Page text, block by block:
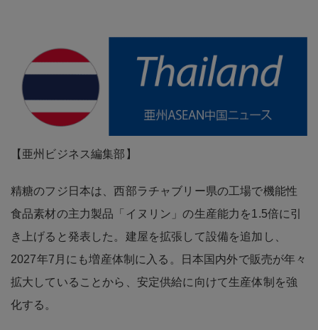
【亜州ビジネス編集部】
精糖のフジ日本は、西部ラチャブリー県の工場で機能性
食品素材の主力製品「イヌリン」の生産能力を1.5倍に引
き上げると発表した。建屋を拡張して設備を追加し、
2027年7月にも増産体制に入る。日本国内外で販売が年々
拡大していることから、安定供給に向けて生産体制を強
化する。